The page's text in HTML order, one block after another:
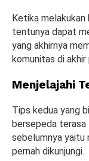
Ketika melakukan
tentunya dapat
yang akhirnya
komunitas di akhir
Menjelajahi
Tips kedua yang
bersepeda terasa
sebelumnya yaitu
pernah dikunjungi.